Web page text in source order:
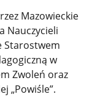
Mazowieckie
Nauczycieli
Starostwem
w
Zwoleń oraz
„Powiśle”.